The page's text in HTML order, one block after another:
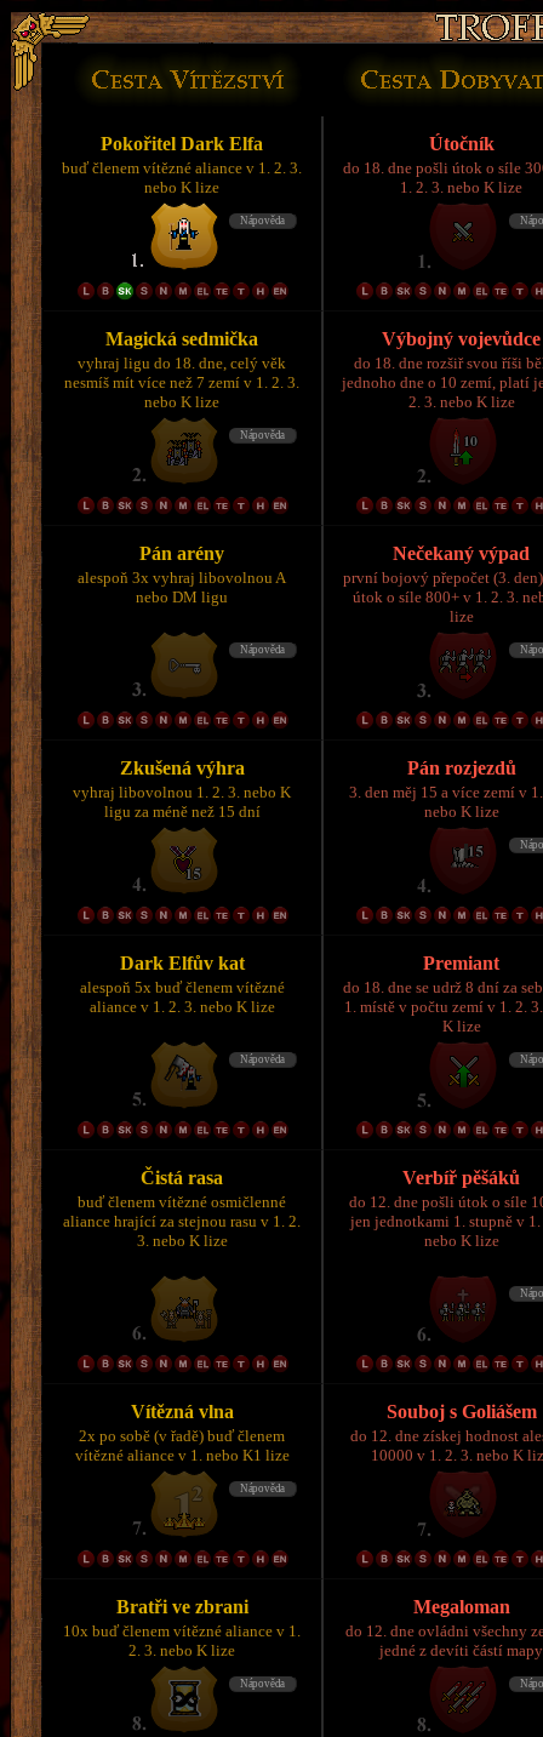
Pokořitel Dark Elfa
buď členem vítězné aliance v 1. 2. 3.
nebo K lize
Útočník
do 18. dne pošli útok o síle
1. 2. 3. nebo K lize
Magická sedmička
vyhraj ligu do 18. dne, celý věk
nesmíš mít více než 7 zemí v 1. 2. 3.
nebo K lize
Výbojný vojevůdce
do 18. dne rozšiř svou říši
jednoho dne o 10 zemí, platí
2. 3. nebo K lize
Pán arény
alespoň 3x vyhraj libovolnou A
nebo DM ligu
Nečekaný výpad
první bojový přepočet (3.
útok o síle 800+ v 1. 2. 3.
lize
Zkušená výhra
vyhraj libovolnou 1. 2. 3. nebo K
ligu za méně než 15 dní
Pán rozjezdů
3. den měj 15 a více zemí v
nebo K lize
Dark Elfův kat
alespoň 5x buď členem vítězné
aliance v 1. 2. 3. nebo K lize
Premiant
do 18. dne se udrž 8 dní za
1. místě v počtu zemí v 1. 2.
K lize
Čistá rasa
buď členem vítězné osmičlenné
aliance hrající za stejnou rasu v 1. 2.
3. nebo K lize
Verbíř pěšáků
do 12. dne pošli útok o síle
jen jednotkami 1. stupně v 1.
nebo K lize
Vítězná vlna
2x po sobě (v řadě) buď členem
vítězné aliance v 1. nebo K1 lize
Souboj s Goliášem
do 12. dne získej hodnost
10000 v 1. 2. 3. nebo K
Bratři ve zbrani
10x buď členem vítězné aliance v 1.
2. 3. nebo K lize
Megaloman
do 12. dne ovládni všechny
jedné z devíti částí mapy